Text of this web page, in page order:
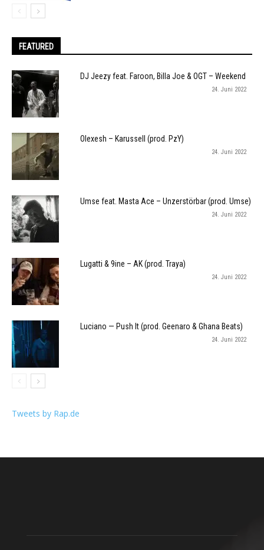
FEATURED
DJ Jeezy feat. Faroon, Billa Joe & OGT – Weekend
24. Juni 2022
Olexesh – Karussell (prod. PzY)
24. Juni 2022
Umse feat. Masta Ace – Unzerstörbar (prod. Umse)
24. Juni 2022
Lugatti & 9ine – AK (prod. Traya)
24. Juni 2022
Luciano — Push It (prod. Geenaro & Ghana Beats)
24. Juni 2022
Tweets by Rap.de